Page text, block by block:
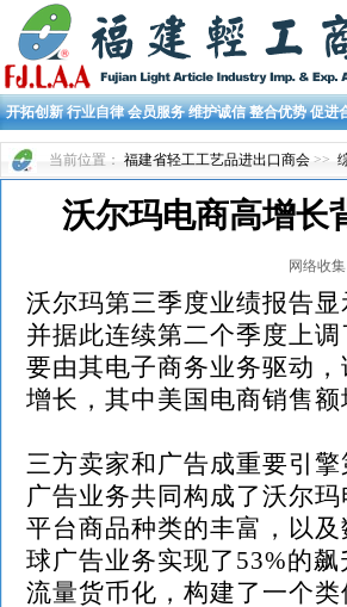
开拓创新 行业自律 会员服务 维护诚信 整合优势 促进
当前位置： 福建省轻工工艺品进出口商会 >>
沃尔玛电商高增长
网络收
沃尔玛第三季度业绩报告
并据此连续第二个季度上
要由其电子商务业务驱动
增长，其中美国电商销售额
三方卖家和广告成重要引
广告业务共同构成了沃尔
平台商品种类的丰富，以
球广告业务实现了53%的
流量货币化，构建了一个